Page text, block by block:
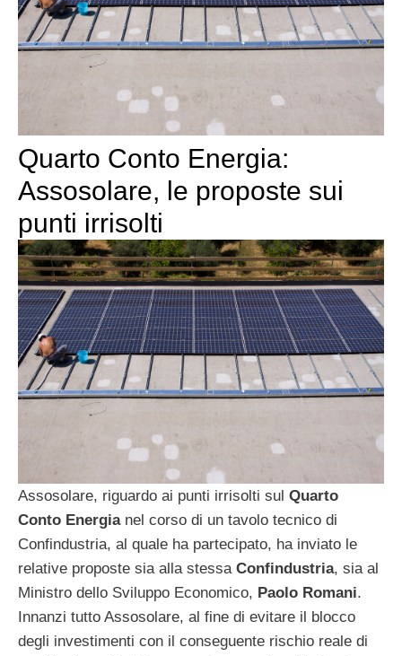
Quarto Conto Energia:
Assosolare, le proposte sui
punti irrisolti
Assosolare, riguardo ai punti irrisolti sul Quarto
Conto Energianel corso di un tavolo tecnico di
Confindustria, al quale ha partecipato, ha inviato le
relative proposte sia alla stessa Confindustria, sia al
Ministro dello Sviluppo Economico, Paolo Romani.
Innanzi tutto Assosolare, al fine di evitare il blocco
degli investimenti con il conseguente rischio reale di